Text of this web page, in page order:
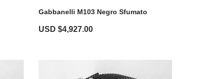
Gabbanelli M103 Negro Sfumato
USD $4,927.00